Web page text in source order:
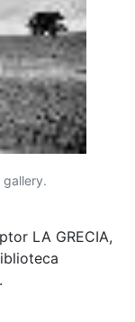
gallery.
LA GRECIA,